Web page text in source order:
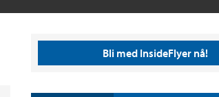
Bli med InsideFlyer nå!